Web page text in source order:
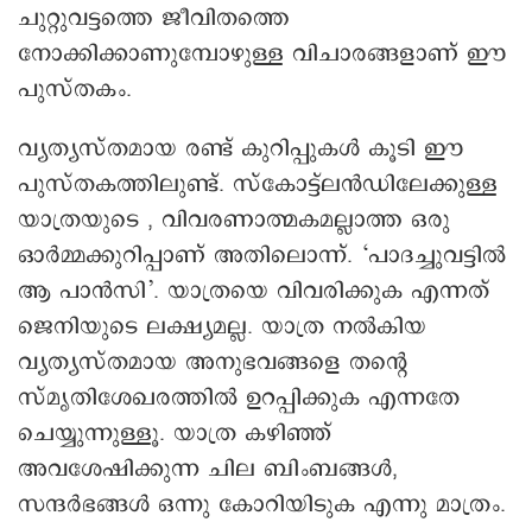
ചുറ്റുവട്ടത്തെ ജീവിതത്തെ
നോക്കിക്കാണുമ്പോഴുള്ള വിചാരങ്ങളാണ് ഈ
പുസ്തകം.
വ്യത്യസ്തമായ രണ്ട് കുറിപ്പുകള്‍ കൂടി ഈ
പുസ്തകത്തിലുണ്ട്. സ്‌കോട്ട്‌ലന്‍ഡിലേക്കുള്ള
യാത്രയുടെ , വിവരണാത്മകമല്ലാത്ത ഒരു
ഓര്‍മ്മക്കുറിപ്പാണ് അതിലൊന്ന്. ‘പാദച്ചുവട്ടില്‍
ആ പാന്‍സി’. യാത്രയെ വിവരിക്കുക എന്നത്
ജെനിയുടെ ലക്ഷ്യമല്ല. യാത്ര നല്‍കിയ
വ്യത്യസ്തമായ അനുഭവങ്ങളെ തന്റെ
സ്മൃതിശേഖരത്തില്‍ ഉറപ്പിക്കുക എന്നതേ
ചെയ്യുന്നുള്ളൂ. യാത്ര കഴിഞ്ഞ്
അവശേഷിക്കുന്ന ചില ബിംബങ്ങള്‍,
സന്ദര്‍ഭങ്ങള്‍ ഒന്നു കോറിയിടുക എന്നു മാത്രം.